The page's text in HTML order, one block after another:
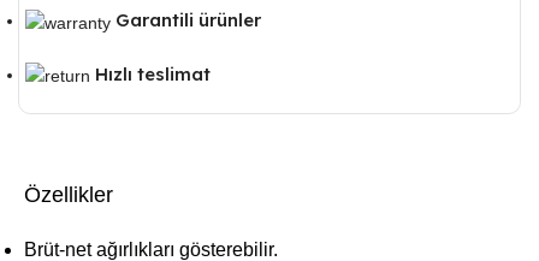
blank
Garantili ürünler
Hızlı teslimat
Özellikler
Brüt-net ağırlıkları gösterebilir.